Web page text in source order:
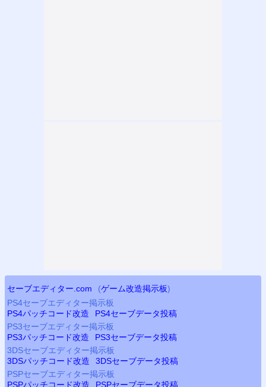
セーブエディター.com (ゲーム改造掲示板)
PS4セーブエディター掲示板
PS4パッチコード改造 PS4セーブデータ投稿
PS3セーブエディター掲示板
PS3パッチコード改造 PS3セーブデータ投稿
3DSセーブエディター掲示板
3DSパッチコード改造
3DSセーブデータ投稿
PSPセーブエディター掲示板
PSPパッチコード改造 PSPセーブデータ投稿